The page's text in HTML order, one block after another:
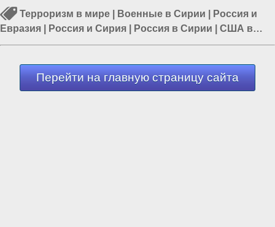
Терроризм в мире Военные в Сирии
Россия и
Евразия
Россия и Сирия Россия в Сирии
США в
Сирии|Политика в мире
Перейти на главную страницу сайта